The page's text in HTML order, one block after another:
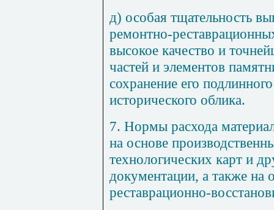
д) особая тщательность
ремонтно-
высокое качество и
частей и элементов
сохранение его
исторического облика.
7. Нормы расхода
на основе
технологических карт и
документации, а также на
реставрационно-